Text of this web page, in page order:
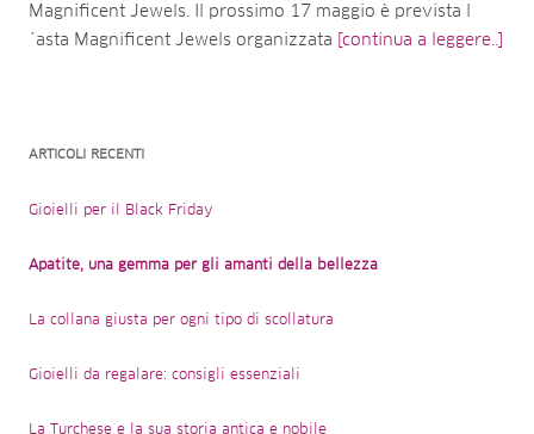
Magnificent Jewels. Il prossimo 17 maggio è prevista l
´asta Magnificent Jewels organizzata
[continua a leggere..]
ARTICOLI RECENTI
Gioielli per il Black Friday
Apatite, una gemma per gli amanti della bellezza
La collana giusta per ogni tipo di scollatura
Gioielli da regalare: consigli essenziali
La Turchese e la sua storia antica e nobile